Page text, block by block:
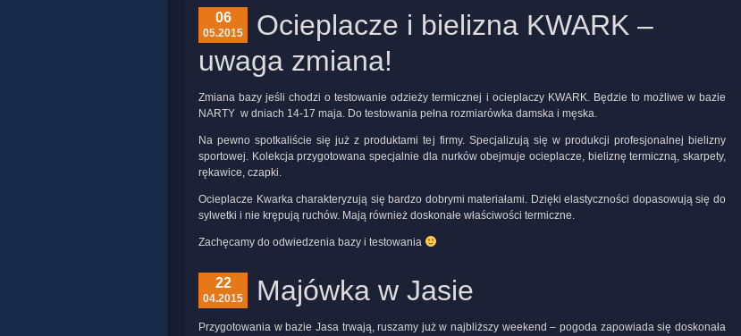
06
05.2015
Ocieplacze i bielizna KWARK –
uwaga zmiana!
Zmiana bazy jeśli chodzi o testowanie odzieży termicznej i ocieplaczy KWARK. Będzie to możliwe w bazie
NARTY w dniach 14-17 maja. Do testowania pełna rozmiarówka damska i męska.
Na pewno spotkaliście się już z produktami tej firmy. Specjalizują się w produkcji profesjonalnej bielizny
sportowej. Kolekcja przygotowana specjalnie dla nurków obejmuje ocieplacze, bieliznę termiczną, skarpety,
rękawice, czapki.
Ocieplacze Kwarka charakteryzują się bardzo dobrymi materiałami. Dzięki elastyczności dopasowują się do
sylwetki i nie krępują ruchów. Mają również doskonałe właściwości termiczne.
Zachęcamy do odwiedzenia bazy i testowania
22
04.2015 Majówka w Jasie
Przygotowania w bazie Jasa trwają, ruszamy już w najbliższy weekend – pogoda zapowiada się doskonała